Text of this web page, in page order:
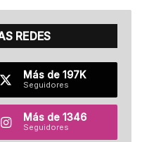
REDES
Más de 197K
Seguidores
Más de 1346
Seguidores